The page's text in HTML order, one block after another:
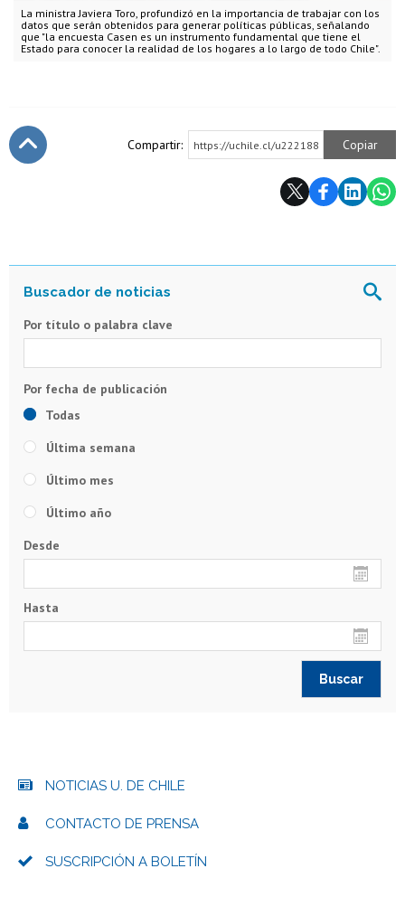
La ministra Javiera Toro, profundizó en la importancia de trabajar con los
datos que serán obtenidos para generar políticas públicas, señalando
que "la encuesta Casen es un instrumento fundamental que tiene el
Estado para conocer la realidad de los hogares a lo largo de todo Chile".
Compartir: https://uchile.cl/u222188 Copiar
Por título o palabra clave
Todas
Última semana
Último mes
Último año
Desde
Hasta
NOTICIAS U. DE CHILE
CONTACTO DE PRENSA
SUSCRIPCIÓN A BOLETÍN